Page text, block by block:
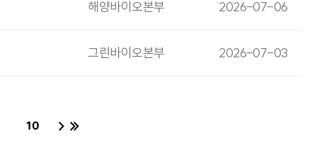
해양바이오본부 2026-07-06
그린바이오본부 2026-07-03
10
페이지